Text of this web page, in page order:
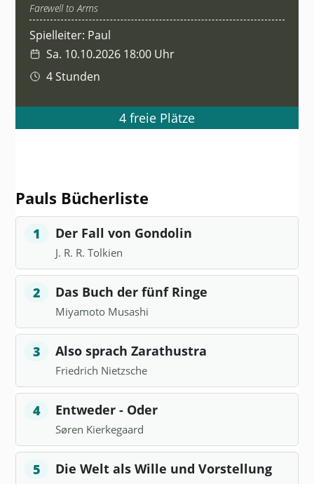
Farewell to Arms
Spielleiter: Paul
Sa. 10.10.2026 18:00 Uhr
4 Stunden
4 freie Plätze
Pauls Bücherliste
1 Der Fall von Gondolin
J. R. R. Tolkien
2 Das Buch der fünf Ringe
Miyamoto Musashi
3 Also sprach Zarathustra
Friedrich Nietzsche
4 Entweder - Oder
Søren Kierkegaard
5 Die Welt als Wille und Vorstellung